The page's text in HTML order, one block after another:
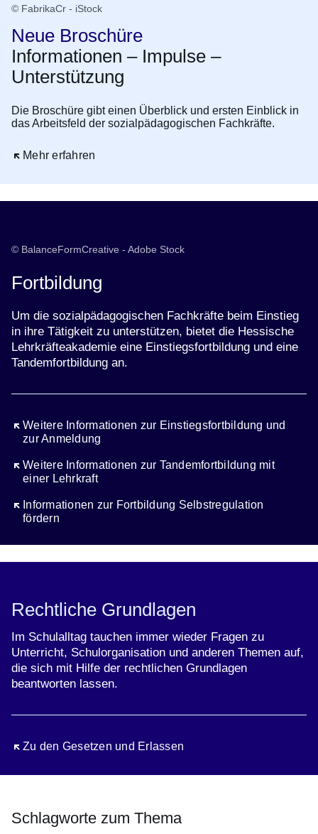
© FabrikaCr - iStock
Neue Broschüre
Informationen – Impulse –
Unterstützung
Die Broschüre gibt einen Überblick und ersten Einblick in
das Arbeitsfeld der sozialpädagogischen Fachkräfte.
Mehr erfahren
Öffnet sich in einem neuen Fenster
© BalanceFormCreative - Adobe Stock
Fortbildung
Um die sozialpädagogischen Fachkräfte beim Einstieg
in ihre Tätigkeit zu unterstützen, bietet die Hessische
Lehrkräfteakademie eine Einstiegsfortbildung und eine
Tandemfortbildung an.
Weitere Informationen zur Einstiegsfortbildung und
zur Anmeldung
Öffnet sich in einem neuen Fenster
Weitere Informationen zur Tandemfortbildung mit
einer Lehrkraft
Öffnet sich in einem neuen Fenster
Informationen zur Fortbildung Selbstregulation
fördern
Öffnet sich in einem neuen Fenster
Rechtliche Grundlagen
Im Schulalltag tauchen immer wieder Fragen zu
Unterricht, Schulorganisation und anderen Themen auf,
die sich mit Hilfe der rechtlichen Grundlagen
beantworten lassen.
Zu den Gesetzen und Erlassen
Öffnet sich in einem neuen Fenster
Schlagworte zum Thema